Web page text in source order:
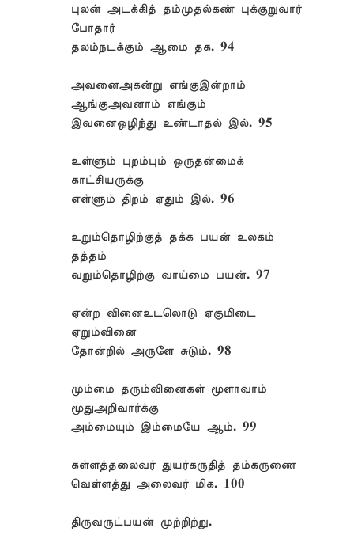
புலன் அடக்கித் தம்முதல்கண் புக்குறுவார்
போதார்
தலம்நடக்கும் ஆமை தக. 94
அவனைஅகன்று எங்குஇன்றாம்
ஆங்குஅவனாம் எங்கும்
இவனைஒழிந்து உண்டாதல் இல். 95
உள்ளும் புறம்பும் ஒருதன்மைக்
காட்சியருக்கு
எள்ளும் திறம் ஏதும் இல். 96
உறும்தொழிற்குத் தக்க பயன் உலகம்
தத்தம்
வறும்தொழிற்கு வாய்மை பயன். 97
ஏன்ற வினைஉடலொடு ஏகுமிடை
ஏறும்வினை
தோன்றில் அருளே சுடும். 98
மும்மை தரும்வினைகள் மூளாவாம்
மூதுஅறிவார்க்கு
அம்மையும் இம்மையே ஆம். 99
கள்ளத்தலைவர் துயர்கருதித் தம்கருணை
வெள்ளத்து அலைவர் மிக. 100
திருவருட்பயன் முற்றிற்று.